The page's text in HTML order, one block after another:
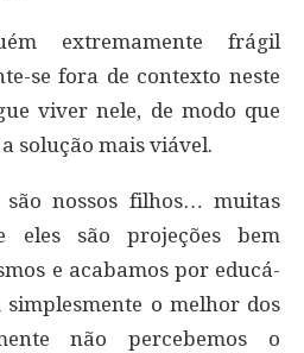
extremamente frágil
se fora de contexto neste
viver nele, de modo que
solução mais viável.
são nossos filhos… muitas
eles são projeções bem
e acabamos por educá-
simplesmente o melhor dos
não percebemos o